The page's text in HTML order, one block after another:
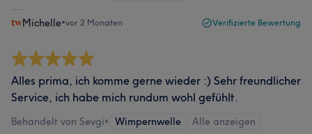
Michelle•vor 2 Monaten Verifizierte Bewertung
Alles prima, ich komme gerne wieder :) Sehr freundlicher
Service, ich habe mich rundum wohl gefühlt.
Behandelt von Sevgi• Wimpernwelle Alle anzeigen